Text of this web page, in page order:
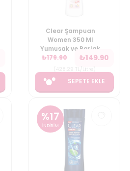
Clear Şampuan
Women 350 Ml
Yumusak ve Parlak
₺179.90 ₺149.90
SEPETE EKLE
%17
İNDİRİM